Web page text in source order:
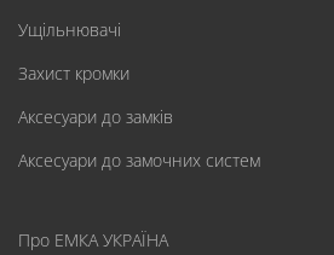
Ущільнювачі
Захист кромки
Аксесуари до замків
Аксесуари до замочних систем
Про ЕМКА УКРАЇНА